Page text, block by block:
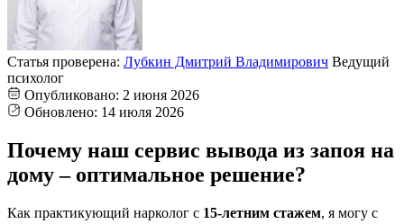
Статья проверена: Лубкин Дмитрий Владимирович Ведущий
психолог
Опубликовано: 2 июня 2026
Обновлено: 14 июля 2026
Почему наш сервис вывода из запоя на
дому – оптимальное решение?
Как практикующий нарколог с 15-летним стажем, я могу с